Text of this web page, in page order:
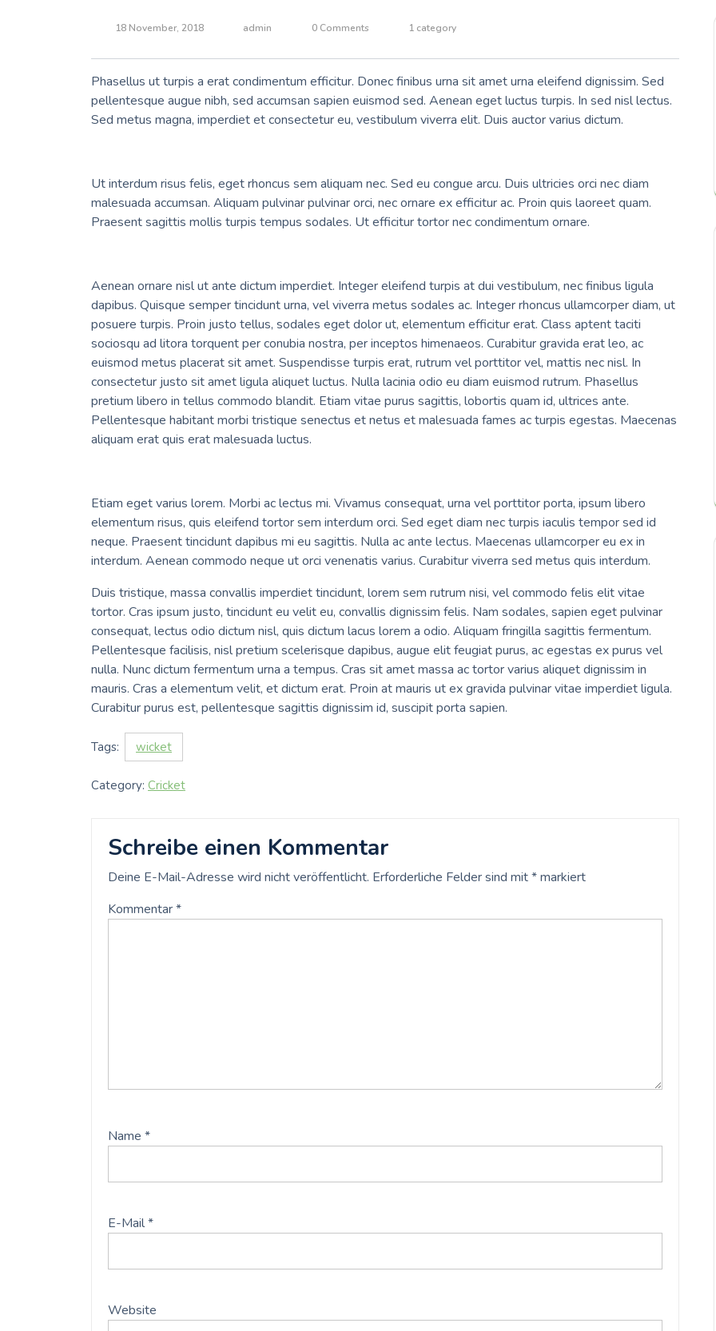
18 November, 2018 admin 0 Comments 1 category
Phasellus ut turpis a erat condimentum efficitur. Donec finibus urna sit amet urna eleifend dignissim. Sed
pellentesque augue nibh, sed accumsan sapien euismod sed. Aenean eget luctus turpis. In sed nisl lectus.
Sed metus magna, imperdiet et consectetur eu, vestibulum viverra elit. Duis auctor varius dictum.
Ut interdum risus felis, eget rhoncus sem aliquam nec. Sed eu congue arcu. Duis ultricies orci nec diam
malesuada accumsan. Aliquam pulvinar pulvinar orci, nec ornare ex efficitur ac. Proin quis laoreet quam.
Praesent sagittis mollis turpis tempus sodales. Ut efficitur tortor nec condimentum ornare.
Aenean ornare nisl ut ante dictum imperdiet. Integer eleifend turpis at dui vestibulum, nec finibus ligula
dapibus. Quisque semper tincidunt urna, vel viverra metus sodales ac. Integer rhoncus ullamcorper diam, ut
posuere turpis. Proin justo tellus, sodales eget dolor ut, elementum efficitur erat. Class aptent taciti
sociosqu ad litora torquent per conubia nostra, per inceptos himenaeos. Curabitur gravida erat leo, ac
euismod metus placerat sit amet. Suspendisse turpis erat, rutrum vel porttitor vel, mattis nec nisl. In
consectetur justo sit amet ligula aliquet luctus. Nulla lacinia odio eu diam euismod rutrum. Phasellus
pretium libero in tellus commodo blandit. Etiam vitae purus sagittis, lobortis quam id, ultrices ante.
Pellentesque habitant morbi tristique senectus et netus et malesuada fames ac turpis egestas. Maecenas
aliquam erat quis erat malesuada luctus.
Etiam eget varius lorem. Morbi ac lectus mi. Vivamus consequat, urna vel porttitor porta, ipsum libero
elementum risus, quis eleifend tortor sem interdum orci. Sed eget diam nec turpis iaculis tempor sed id
neque. Praesent tincidunt dapibus mi eu sagittis. Nulla ac ante lectus. Maecenas ullamcorper eu ex in
interdum. Aenean commodo neque ut orci venenatis varius. Curabitur viverra sed metus quis interdum.
Duis tristique, massa convallis imperdiet tincidunt, lorem sem rutrum nisi, vel commodo felis elit vitae
tortor. Cras ipsum justo, tincidunt eu velit eu, convallis dignissim felis. Nam sodales, sapien eget pulvinar
consequat, lectus odio dictum nisl, quis dictum lacus lorem a odio. Aliquam fringilla sagittis fermentum.
Pellentesque facilisis, nisl pretium scelerisque dapibus, augue elit feugiat purus, ac egestas ex purus vel
nulla. Nunc dictum fermentum urna a tempus. Cras sit amet massa ac tortor varius aliquet dignissim in
mauris. Cras a elementum velit, et dictum erat. Proin at mauris ut ex gravida pulvinar vitae imperdiet ligula.
Curabitur purus est, pellentesque sagittis dignissim id, suscipit porta sapien.
Tags: wicket
Category: Cricket
Schreibe einen Kommentar
Deine E-Mail-Adresse wird nicht veröffentlicht. Erforderliche Felder sind mit*markiert
Kommentar*
Name *
E-Mail*
Website